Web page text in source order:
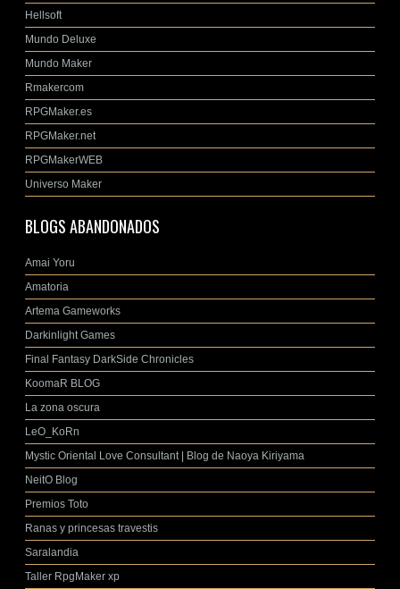
Hellsoft
Mundo Deluxe
Mundo Maker
Rmakercom
RPGMaker.es
RPGMaker.net
RPGMakerWEB
Universo Maker
BLOGS ABANDONADOS
Amai Yoru
Amatoria
Artema Gameworks
Darkinlight Games
Final Fantasy DarkSide Chronicles
KoomaR BLOG
La zona oscura
LeO_KoRn
Mystic Oriental Love Consultant | Blog de Naoya Kiriyama
NeitO Blog
Premios Toto
Ranas y princesas travestis
Saralandia
Taller RpgMaker xp